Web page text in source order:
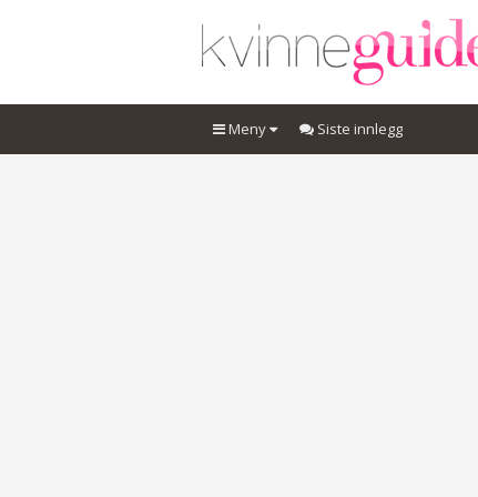
Meny Siste innlegg